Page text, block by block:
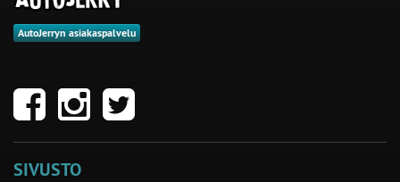
AutoJerryn asiakaspalvelu
SIVUSTO